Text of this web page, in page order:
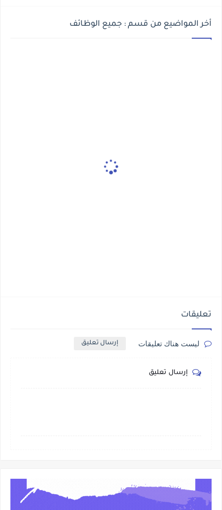
أخر المواضيع من قسم : جميع الوظائف
تعليقات
ليست هناك تعليقات إرسال تعليق
إرسال تعليق